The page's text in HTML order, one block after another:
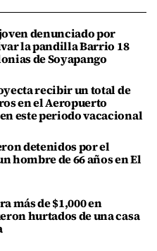
denunciado por
la pandilla Barrio 18
de Soyapango
recibir un total de
en el Aeropuerto
este periodo vacacional
detenidos por el
hombre de 66 años en El
más de $1,000 en
hurtados de una casa